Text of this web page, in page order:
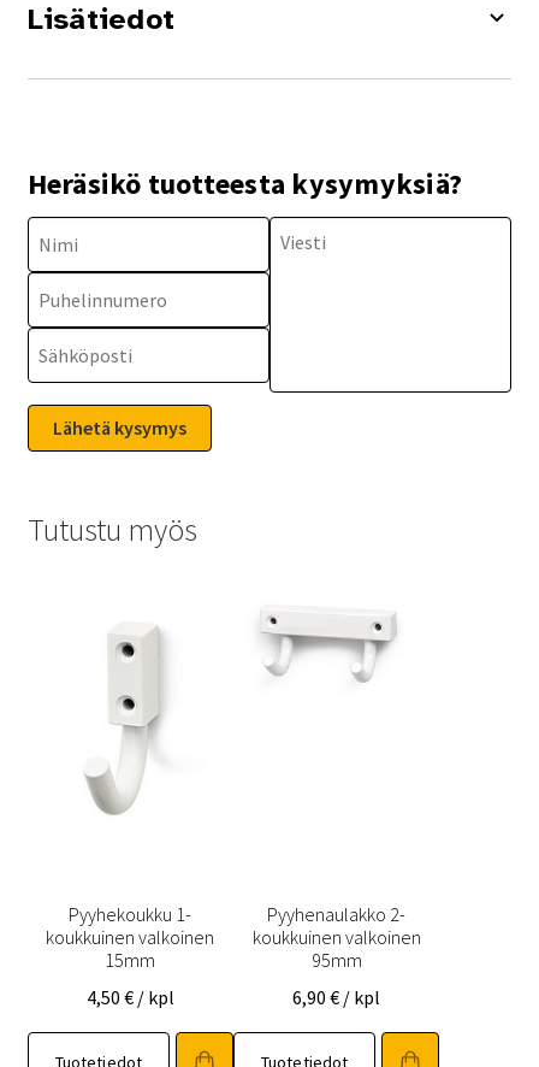
Lisätiedot
Heräsikö tuotteesta kysymyksiä?
Tutustu myös
Pyyhekoukku 1-
koukkuinen valkoinen
15mm
4,50 € / kpl
Tuotetiedot
Pyyhenaulakko 2-
koukkuinen valkoinen
95mm
6,90€ / kpl
Tuotetiedot